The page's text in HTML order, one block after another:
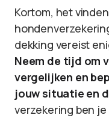
Kortom, het
dekking vereist
Neem de tijd om
vergelijken en
jouw situatie en
verzekering ben